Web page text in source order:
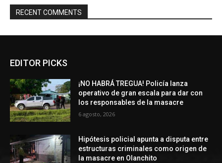
RECENT COMMENTS
EDITOR PICKS
¡NO HABRÁ TREGUA! Policía lanza
operativo de gran escala para dar con
los responsables de la masacre
6 agosto, 2026
Hipótesis policial apunta a disputa entre
estructuras criminales como origen de
la masacre en Olanchito